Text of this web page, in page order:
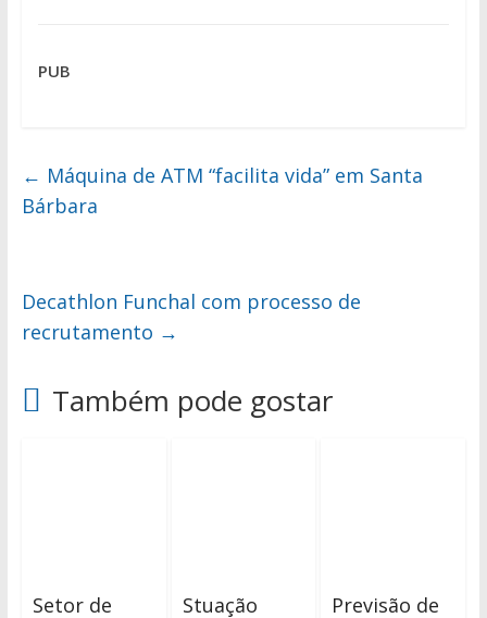
PUB
← Máquina de ATM “facilita vida” em Santa
Bárbara
Decathlon Funchal com processo de
recrutamento →
Também pode gostar
Setor de
Stuação
Previsão de